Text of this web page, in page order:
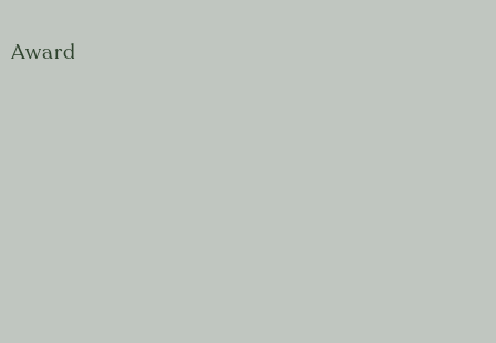
Award